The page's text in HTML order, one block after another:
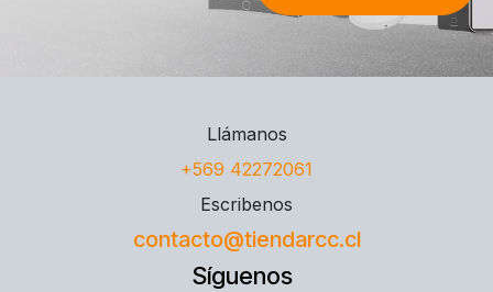
Llámanos
+569 42272061
Escribenos
contacto@tiendarcc.cl
Síguenos